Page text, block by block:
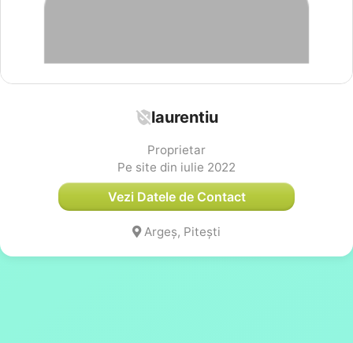
laurentiu
Proprietar
Pe site din iulie 2022
Vezi Datele de Contact
Argeș, Pitești